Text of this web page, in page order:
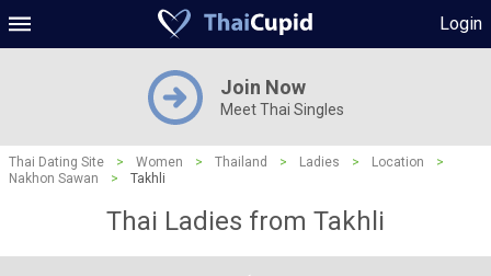
Login
Join Now
Meet Thai Singles
Thai Dating Site > Women > Thailand > Ladies > Location
>
Nakhon Sawan
> Takhli
Thai Ladies from Takhli